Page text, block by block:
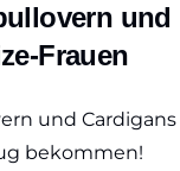
und
Frauen
und Cardigans
bekommen!